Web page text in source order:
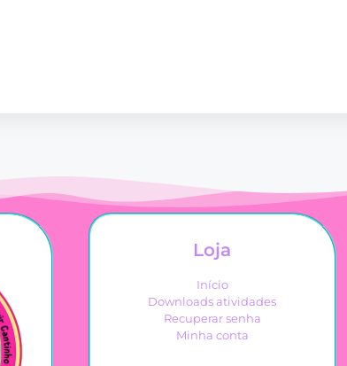
Loja
Início
Downloads atividades
Recuperar senha
Minha conta